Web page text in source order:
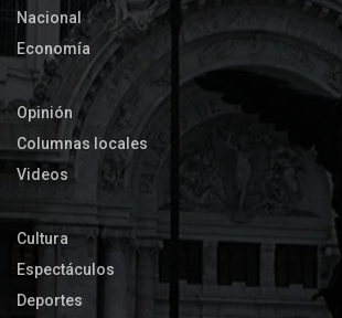
Nacional
Economía
Opinión
Columnas locales
Videos
Cultura
Espectáculos
Deportes